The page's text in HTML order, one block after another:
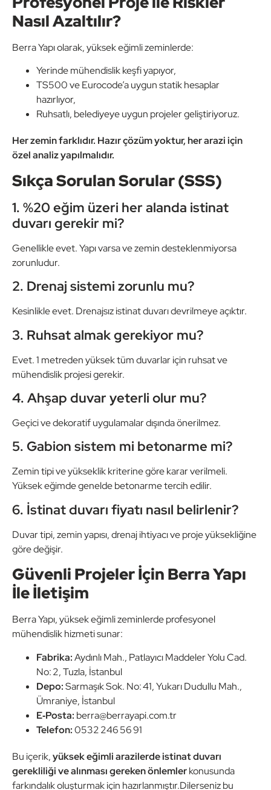
Nasıl Azaltılır?
Berra Yapı olarak, yüksek eğimli zeminlerde:
Yerinde mühendislik keşfi yapıyor,
TS500 ve Eurocode’a uygun statik hesaplar
hazırlıyor,
Ruhsatlı, belediyeye uygun projeler geliştiriyoruz.
Her zemin farklıdır. Hazır çözüm yoktur, her arazi için
özel analiz yapılmalıdır.
Sıkça Sorulan Sorular (SSS)
1. %20 eğim üzeri her alanda istinat
duvarı gerekir mi?
Genellikle evet. Yapı varsa ve zemin desteklenmiyorsa
zorunludur.
2. Drenaj sistemi zorunlu mu?
Kesinlikle evet. Drenajsız istinat duvarı devrilmeye açıktır.
3. Ruhsat almak gerekiyor mu?
Evet. 1 metreden yüksek tüm duvarlar için ruhsat ve
mühendislik projesi gerekir.
4. Ahşap duvar yeterli olur mu?
Geçici ve dekoratif uygulamalar dışında önerilmez.
5. Gabion sistem mi betonarme mi?
Zemin tipi ve yükseklik kriterine göre karar verilmeli.
Yüksek eğimde genelde betonarme tercih edilir.
6. İstinat duvarı fiyatı nasıl belirlenir?
Duvar tipi, zemin yapısı, drenaj ihtiyacı ve proje yüksekliğine
göre değişir.
Güvenli Projeler İçin Berra Yapı
İle İletişim
Berra Yapı, yüksek eğimli zeminlerde profesyonel
mühendislik hizmeti sunar:
Fabrika:Aydınlı Mah., Patlayıcı Maddeler Yolu Cad.
No: 2, Tuzla, İstanbul
Depo:Sarmaşık Sok. No: 41, Yukarı Dudullu Mah.,
Ümraniye, İstanbul
E‑Posta: berra@berrayapi.com.tr
Telefon:0532 246 56 91
Bu içerik,yüksek eğimli arazilerde istinat duvarı
gerekliliği ve alınması gereken önlemlerkonusunda
farkındalık oluşturmak için hazırlanmıştır.Dilerseniz bu